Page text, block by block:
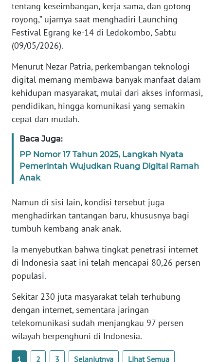
tentang keseimbangan, kerja sama, dan gotong
royong,” ujarnya saat menghadiri Launching
Festival Egrang ke-14 di Ledokombo, Sabtu
(09/05/2026).
Menurut Nezar Patria, perkembangan teknologi
digital memang membawa banyak manfaat dalam
kehidupan masyarakat, mulai dari akses informasi,
pendidikan, hingga komunikasi yang semakin
cepat dan mudah.
Baca Juga:
PP Nomor 17 Tahun 2025, Langkah Nyata
Pemerintah Wujudkan Ruang Digital Ramah
Anak
Namun di sisi lain, kondisi tersebut juga
menghadirkan tantangan baru, khususnya bagi
tumbuh kembang anak-anak.
Ia menyebutkan bahwa tingkat penetrasi internet
di Indonesia saat ini telah mencapai 80,26 persen
populasi.
Sekitar 230 juta masyarakat telah terhubung
dengan internet, sementara jaringan
telekomunikasi sudah menjangkau 97 persen
wilayah berpenghuni di Indonesia.
1 2 3 Selanjutnya Lihat Semua
News
Regional
WN
WN
JAKARTA
WN
JABAR
WN
BANTEN
WN
KEPRI
WN
WN
BARAT
WN
RIAU